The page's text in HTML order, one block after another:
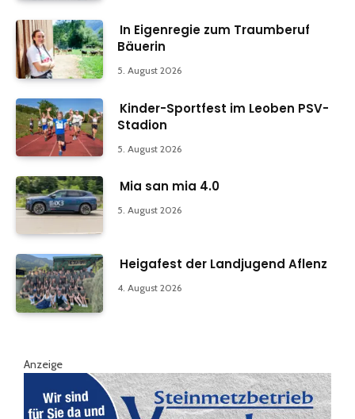
In Eigenregie zum Traumberuf
Bäuerin
5. August 2026
Kinder-Sportfest im Leoben PSV-
Stadion
5. August 2026
Mia san mia 4.0
5. August 2026
Heigafest der Landjugend Aflenz
4. August 2026
Anzeige